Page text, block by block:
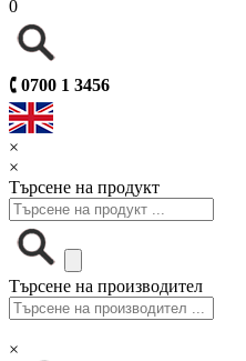
0
🕻 0700 1 3456
×
×
Търсене на продукт
Търсене на производител
×